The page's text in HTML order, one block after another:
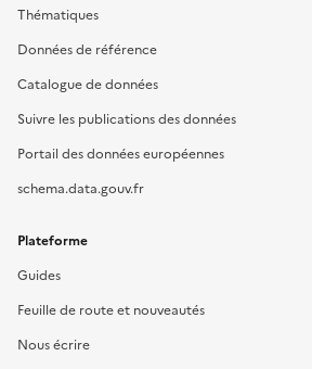
Thématiques
Données de référence
Catalogue de données
Suivre les publications des données
Portail des données européennes
schema.data.gouv.fr
Plateforme
Guides
Feuille de route et nouveautés
Nous écrire